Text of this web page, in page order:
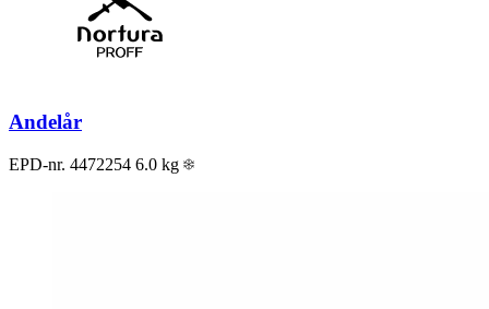
Andelår
EPD-nr. 4472254 6.0 kg